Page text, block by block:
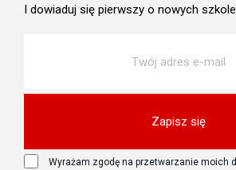
I dowiaduj się pierwszy o nowych
Zapisz się
Wyrażam zgodę na przetwarzanie moich